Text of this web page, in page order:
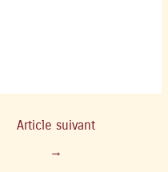
Article suivant
→